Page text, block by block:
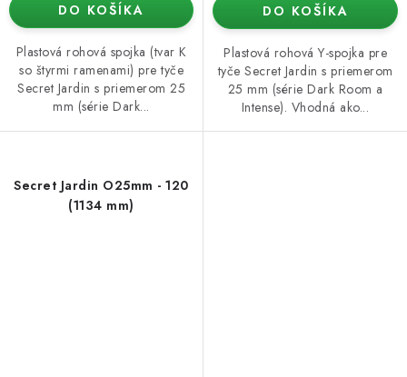
DO KOŠÍKA
Plastová rohová spojka (tvar K
so štyrmi ramenami) pre tyče
Secret Jardin s priemerom 25
mm (série Dark...
DO KOŠÍKA
Plastová rohová Y-spojka pre
tyče Secret Jardin s priemerom
25 mm (série Dark Room a
Intense). Vhodná ako...
Secret Jardin O25mm - 120
(1134 mm)